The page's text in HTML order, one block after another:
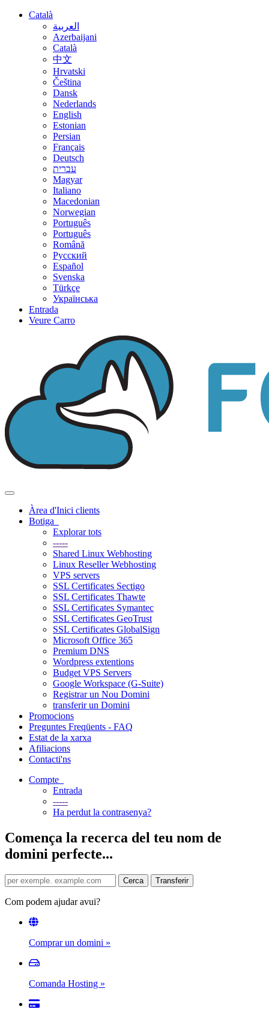
Català
العربية
Azerbaijani
Català
中文
Hrvatski
Čeština
Dansk
Nederlands
English
Estonian
Persian
Français
Deutsch
עברית
Magyar
Italiano
Macedonian
Norwegian
Português
Português
Română
Русский
Español
Svenska
Türkçe
Українська
Entrada
Veure Carro
Canvia
navegacióÀrea d'Inici clients
Botiga
Explorar tots
-----
Shared Linux Webhosting
Linux Reseller Webhosting
VPS servers
SSL Certificates Sectigo
SSL Certificates Thawte
SSL Certificates Symantec
SSL Certificates GeoTrust
SSL Certificates GlobalSign
Microsoft Office 365
Premium DNS
Wordpress extentions
Budget VPS Servers
Google Workspace (G-Suite)
Registrar un Nou Domini
transferir un Domini
Promocions
Preguntes Freqüents - FAQ
Estat de la xarxa
Afiliacions
Contacti'ns
Compte
Entrada
-----
Ha perdut la contrasenya?
Comença la recerca del teu nom de
domini perfecte...
Com podem ajudar avui?
Comprar un domini »
Comanda Hosting »